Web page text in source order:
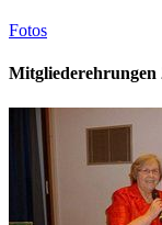
Fotos
Mitgliederehrungen